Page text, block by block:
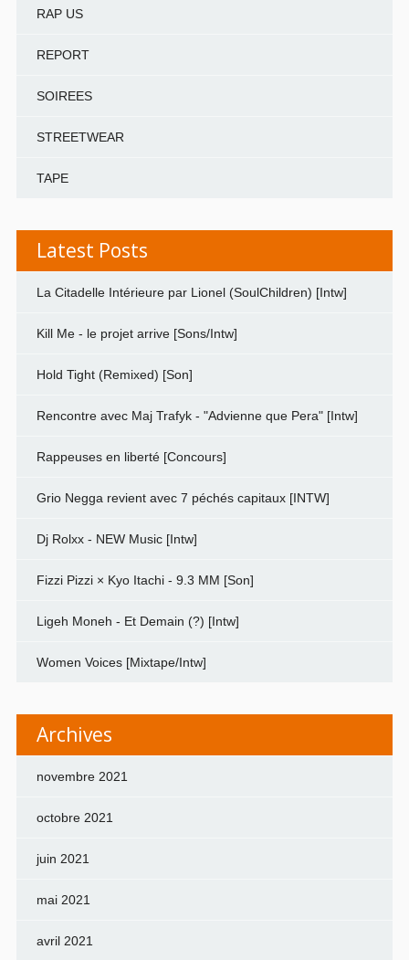
RAP US
REPORT
SOIREES
STREETWEAR
TAPE
Latest Posts
La Citadelle Intérieure par Lionel (SoulChildren) [Intw]
Kill Me - le projet arrive [Sons/Intw]
Hold Tight (Remixed) [Son]
Rencontre avec Maj Trafyk - "Advienne que Pera" [Intw]
Rappeuses en liberté [Concours]
Grio Negga revient avec 7 péchés capitaux [INTW]
Dj Rolxx - NEW Music [Intw]
Fizzi Pizzi × Kyo Itachi - 9.3 MM [Son]
Ligeh Moneh - Et Demain (?) [Intw]
Women Voices [Mixtape/Intw]
Archives
novembre 2021
octobre 2021
juin 2021
mai 2021
avril 2021